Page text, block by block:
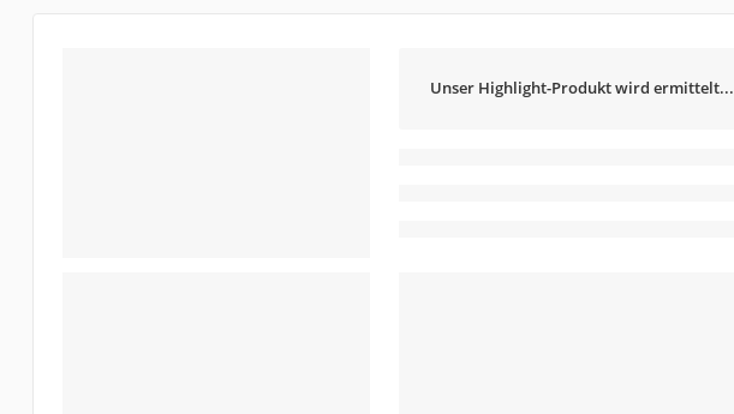
Unser Highlight-Produkt wird ermittelt...